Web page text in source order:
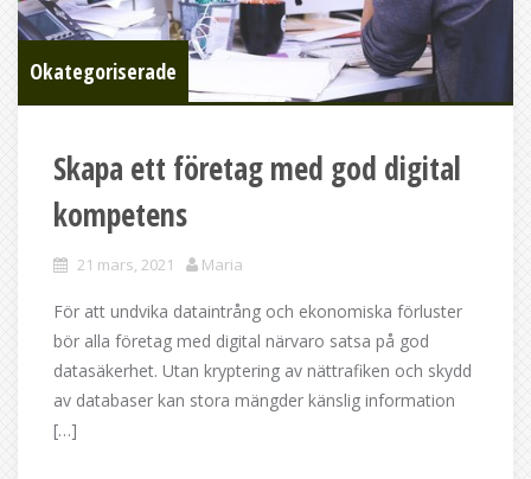
Okategoriserade
Skapa ett företag med god digital
kompetens
21 mars, 2021 Maria
För att undvika dataintrång och ekonomiska förluster
bör alla företag med digital närvaro satsa på god
datasäkerhet. Utan kryptering av nättrafiken och skydd
av databaser kan stora mängder känslig information
[…]